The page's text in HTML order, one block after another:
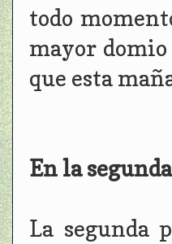
todo
mayor
que esta
En la
La segunda